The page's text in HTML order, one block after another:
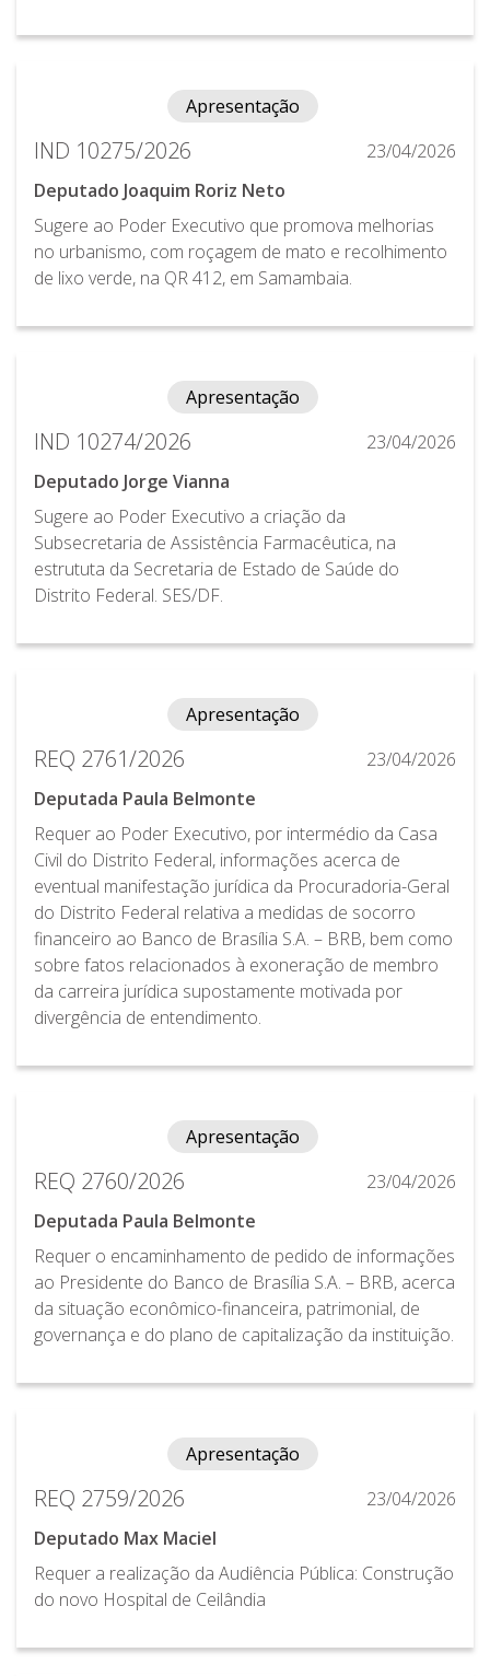
Apresentação
IND 10275/2026
23/04/2026
Deputado Joaquim Roriz Neto
Sugere ao Poder Executivo que promova melhorias
no urbanismo, com roçagem de mato e recolhimento
de lixo verde, na QR 412, em Samambaia.
Apresentação
IND 10274/2026
23/04/2026
Deputado Jorge Vianna
Sugere ao Poder Executivo a criação da
Subsecretaria de Assistência Farmacêutica, na
estrututa da Secretaria de Estado de Saúde do
Distrito Federal. SES/DF.
Apresentação
REQ 2761/2026
23/04/2026
Deputada Paula Belmonte
Requer ao Poder Executivo, por intermédio da Casa
Civil do Distrito Federal, informações acerca de
eventual manifestação jurídica da Procuradoria-Geral
do Distrito Federal relativa a medidas de socorro
financeiro ao Banco de Brasília S.A. – BRB, bem como
sobre fatos relacionados à exoneração de membro
da carreira jurídica supostamente motivada por
divergência de entendimento.
Apresentação
REQ 2760/2026
23/04/2026
Deputada Paula Belmonte
Requer o encaminhamento de pedido de informações
ao Presidente do Banco de Brasília S.A. – BRB, acerca
da situação econômico-financeira, patrimonial, de
governança e do plano de capitalização da instituição.
Apresentação
REQ 2759/2026
23/04/2026
Deputado Max Maciel
Requer a realização da Audiência Pública: Construção
do novo Hospital de Ceilândia